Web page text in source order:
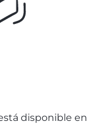
disponible en